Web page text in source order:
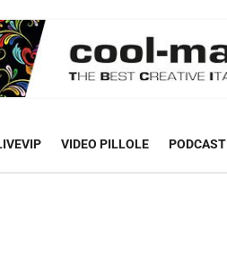
VIDEO PILLOLE PODCAST